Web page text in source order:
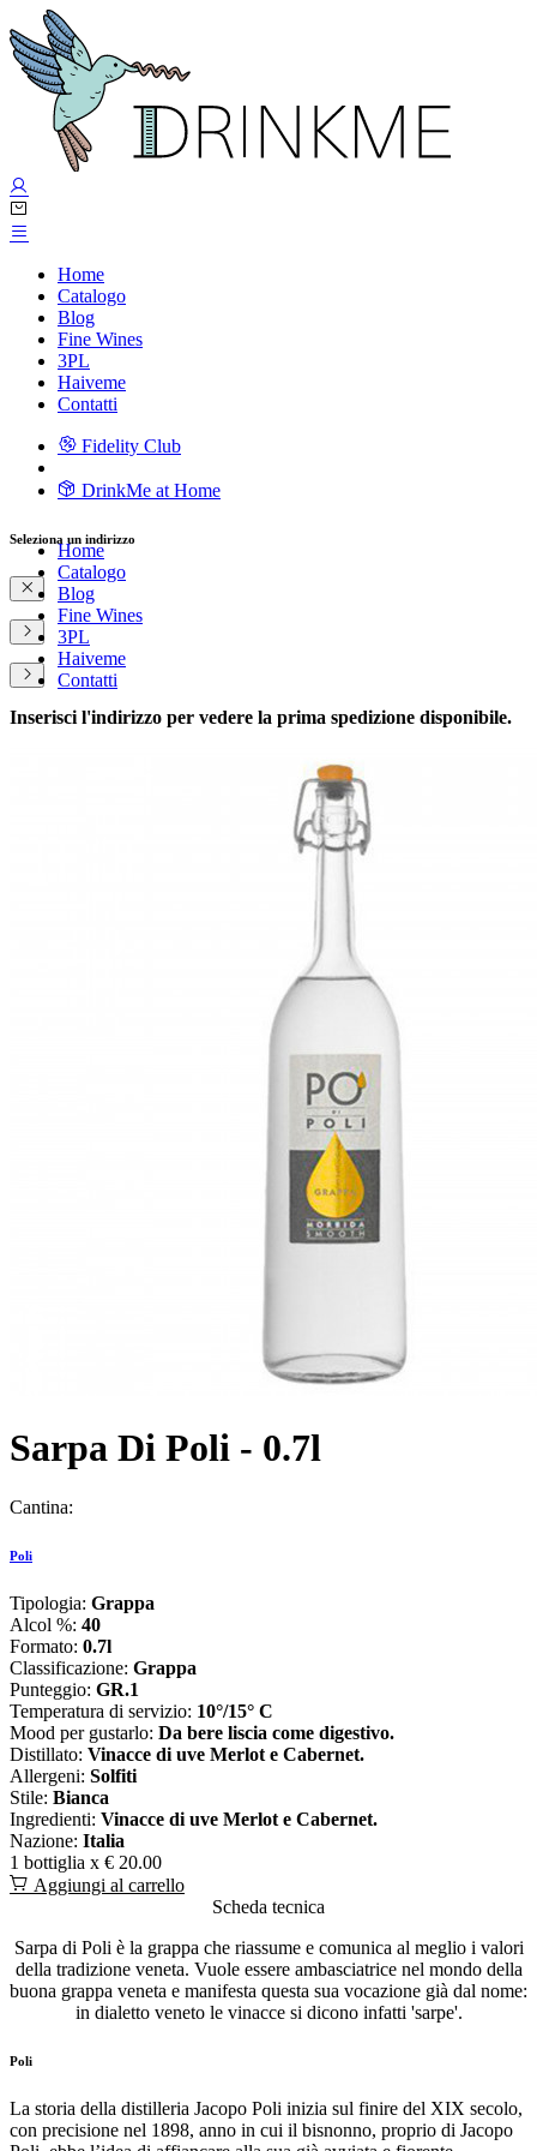
Home
Catalogo
Blog
Fine Wines
3PL
Haiveme
Contatti
Fidelity Club
DrinkMe at Home
Home
Catalogo
Blog
Fine Wines
3PL
Haiveme
Contatti
Seleziona un indirizzo
Inserisci l'indirizzo per vedere la prima spedizione disponibile.
Sarpa Di Poli - 0.7l
Cantina:
Poli
Tipologia: Grappa
Alcol %: 40
Formato: 0.7l
Classificazione: Grappa
Punteggio: GR.1
Temperatura di servizio: 10°/15° C
Mood per gustarlo: Da bere liscia come digestivo.
Distillato: Vinacce di uve Merlot e Cabernet.
Allergeni: Solfiti
Stile: Bianca
Ingredienti: Vinacce di uve Merlot e Cabernet.
Nazione: Italia
1 bottiglia x € 20.00
Aggiungi al carrello
Scheda tecnica
Sarpa di Poli è la grappa che riassume e comunica al meglio i valori
della tradizione veneta. Vuole essere ambasciatrice nel mondo della
buona grappa veneta e manifesta questa sua vocazione già dal nome:
in dialetto veneto le vinacce si dicono infatti 'sarpe'.
Poli
La storia della distilleria Jacopo Poli inizia sul finire del XIX secolo,
con precisione nel 1898, anno in cui il bisnonno, proprio di Jacopo